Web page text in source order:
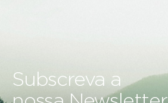
Subscreva a